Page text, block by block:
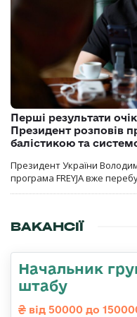
Перші результати
Президент розповів
балістикою та
Президент України
програма FREYJA вже
ВАКАНСІЇ
Начальник
штабу
від 50000 до